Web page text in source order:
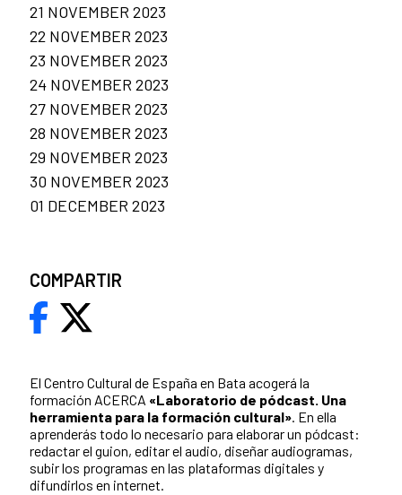
El Centro Cultural de España en Bata acogerá la
formación ACERCA «Laboratorio de pódcast. Una
herramienta para la formación cultural». En ella
aprenderás todo lo necesario para elaborar un pódcast:
redactar el guion, editar el audio, diseñar audiogramas,
subir los programas en las plataformas digitales y
difundirlos en internet.
21 NOVEMBER 2023
22 NOVEMBER 2023
23 NOVEMBER 2023
24 NOVEMBER 2023
27 NOVEMBER 2023
28 NOVEMBER 2023
29 NOVEMBER 2023
30 NOVEMBER 2023
01 DECEMBER 2023
COMPARTIR